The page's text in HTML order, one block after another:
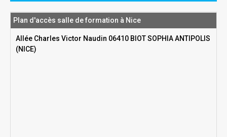
Plan d'accès salle de formation à Nice
Allée Charles Victor Naudin 06410 BIOT SOPHIA ANTIPOLIS
(NICE)